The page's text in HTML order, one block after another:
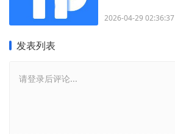
2026-04-29 02:36:37
发表列表
请登录后评论...